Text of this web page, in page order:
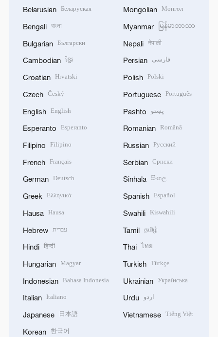
Belarusian Беларуская
Bengali বাংলা
Bulgarian Български
Cambodian ខ្មែរ
Croatian Hrvatski
Czech Český
English English
Esperanto Esperanto
Filipino Filipino
French Français
German Deutsch
Greek Ελληνικά
Hausa Hausa
Hebrew עברית
Hindi हिन्दी
Hungarian Magyar
Indonesian Bahasa Indonesia
Italian Italiano
Japanese 日本語
Korean 한국어
Mongolian Монгол
Myanmar မြန်မာဘာသာ
Nepali नेपाली
Persian فارسی
Polish Polski
Portuguese Português
Pashto پښتو
Romanian Română
Russian Русский
Serbian Српски
Sinhala සිංහල
Spanish Español
Swahili Kiswahili
Tamil தமிழ்
Thai ไทย
Turkish Türkçe
Ukrainian Українська
Urdu اردو
Vietnamese Tiếng Việt